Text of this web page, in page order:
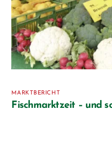
MARKTBERICHT
Fischmarktzeit – und